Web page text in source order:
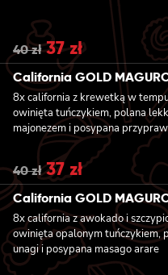
40zł Original
price
was:
40 zł.
37złCurrent
price
is:
37 zł.
California GOLD
8x california z krewetką w
owinięta tuńczykiem, polana
majonezem i posypana
szczypiorkiem
40zł Original
price
was:
40 zł.
37 złCurrent
price
is:
37 zł.
California GOLD
8x california z awokado i
owinięta opalonym tuńczykiem,
unagi i posypana masago arare